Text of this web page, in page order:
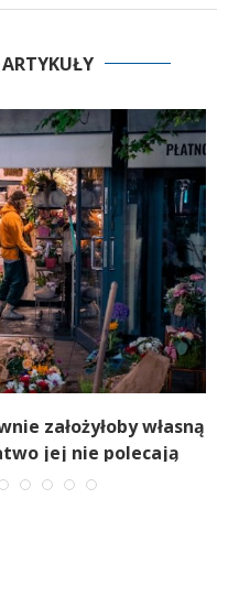
założyłoby własną
jej nie polecają